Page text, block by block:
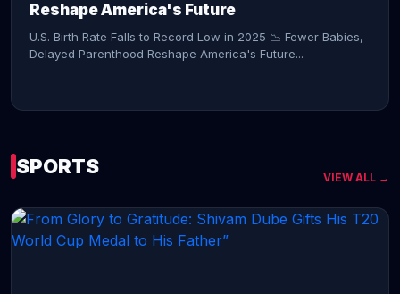
Reshape America's Future
U.S. Birth Rate Falls to Record Low in 2025 📉 Fewer Babies,
Delayed Parenthood Reshape America's Future...
SPORTS VIEW ALL →